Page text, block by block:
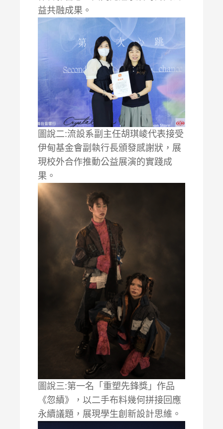
益共融成果。
圖說二:流設系副主任胡琪崚代表接受
伊甸基金會副執行長頒發感謝狀，展
現校外合作推動公益展演的實踐成
果。
圖說三:第一名「重塑先鋒獎」作品
《忽績》，以二手布料幾何拼接回應
永續議題，展現學生創新設計思維。